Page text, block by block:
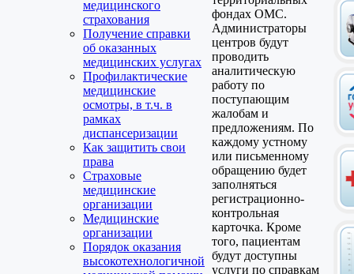
медицинского
страхования
Получение справки
об оказанных
медицинских услугах
Профилактические
медицинские
осмотры, в т.ч. в
рамках
диспансеризации
Как защитить свои
права
Страховые
медицинские
организации
Медицинские
организации
Порядок оказания
высокотехнологичной
фондах ОМС.
Администраторы
центров будут
проводить
аналитическую
работу по
поступающим
жалобам и
предложениям. По
каждому устному
или письменному
обращению будет
заполняться
регистрационно-
контрольная
карточка. Кроме
того, пациентам
будут доступны
услуги по справкам